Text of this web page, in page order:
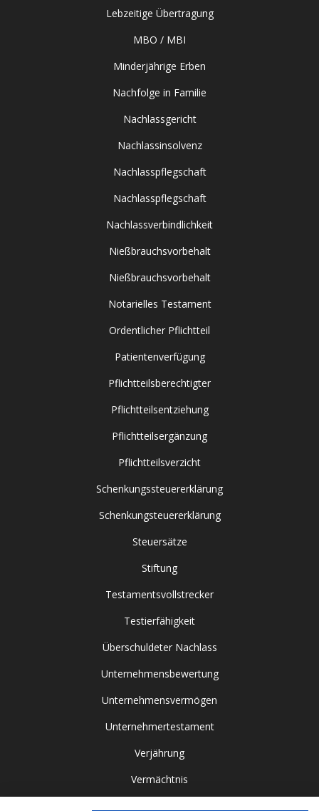
Lebzeitige Übertragung
MBO / MBI
Minderjährige Erben
Nachfolge in Familie
Nachlassgericht
Nachlassinsolvenz
Nachlasspflegschaft
Nachlasspflegschaft
Nachlassverbindlichkeit
Nießbrauchsvorbehalt
Nießbrauchsvorbehalt
Notarielles Testament
Ordentlicher Pflichtteil
Patientenverfügung
Pflichtteilsberechtigter
Pflichtteilsentziehung
Pflichtteilsergänzung
Pflichtteilsverzicht
Schenkungssteuererklärung
Schenkungsteuererklärung
Steuersätze
Stiftung
Testamentsvollstrecker
Testierfähigkeit
Überschuldeter Nachlass
Unternehmensbewertung
Unternehmensvermögen
Unternehmertestament
Verjährung
Vermächtnis